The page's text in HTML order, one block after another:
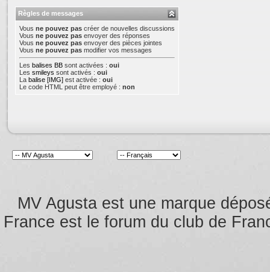
Règles de messages
Vous ne pouvez pas créer de nouvelles discussions
Vous ne pouvez pas envoyer des réponses
Vous ne pouvez pas envoyer des pièces jointes
Vous ne pouvez pas modifier vos messages
Les balises BB sont activées : oui
Les smileys sont activés : oui
La balise [IMG] est activée : oui
Le code HTML peut être employé : non
MV Agusta est une marque
France est le forum du club de